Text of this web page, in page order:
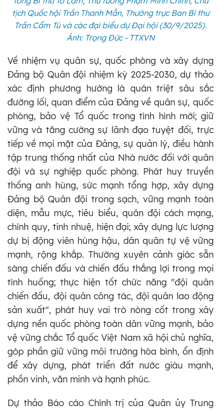
tịch Quốc hội Trần Thanh Mẫn, Thường trực Ban Bí thư
Trần Cẩm Tú và các đại biểu dự Đại hội (30/9/2025).
Ảnh: Trọng Đức - TTXVN
Về nhiệm vụ quân sự, quốc phòng và xây dựng
Đảng bộ Quân đội nhiệm kỳ 2025-2030, dự thảo
xác định phương hướng là quán triệt sâu sắc
đường lối, quan điểm của Đảng về quân sự, quốc
phòng, bảo vệ Tổ quốc trong tình hình mới; giữ
vững và tăng cường sự lãnh đạo tuyệt đối, trực
tiếp về mọi mặt của Đảng, sự quản lý, điều hành
tập trung thống nhất của Nhà nước đối với quân
đội và sự nghiệp quốc phòng. Phát huy truyền
thống anh hùng, sức mạnh tổng hợp, xây dựng
Đảng bộ Quân đội trong sạch, vững mạnh toàn
diện, mẫu mực, tiêu biểu, quân đội cách mạng,
chính quy, tinh nhuệ, hiện đại; xây dựng lực lượng
dự bị động viên hùng hậu, dân quân tự vệ vững
mạnh, rộng khắp. Thường xuyên cảnh giác sẵn
sàng chiến đấu và chiến đấu thắng lợi trong mọi
tình huống; thực hiện tốt chức năng "đội quân
chiến đấu, đội quân công tác, đội quân lao động
sản xuất", phát huy vai trò nòng cốt trong xây
dựng nền quốc phòng toàn dân vững mạnh, bảo
vệ vững chắc Tổ quốc Việt Nam xã hội chủ nghĩa,
góp phần giữ vững môi trường hòa bình, ổn định
để xây dựng, phát triển đất nước giàu mạnh,
phồn vinh, văn minh và hạnh phúc.
Dự thảo Báo cáo Chính trị của Quân ủy Trung